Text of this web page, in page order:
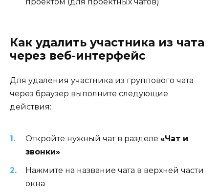
Как удалить участника из чата
через веб-интерфейс
Для удаления участника из группового чата
через браузер выполните следующие
действия:
Откройте нужный чат в разделе «Чат и
звонки»
Нажмите на название чата в верхней части
окна